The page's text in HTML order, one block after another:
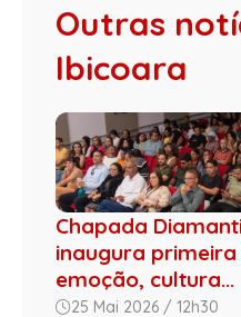
Outras
Ibicoara
Chapada
inaugura
emoção, cultura...
25 Mai 2026 / 12h30